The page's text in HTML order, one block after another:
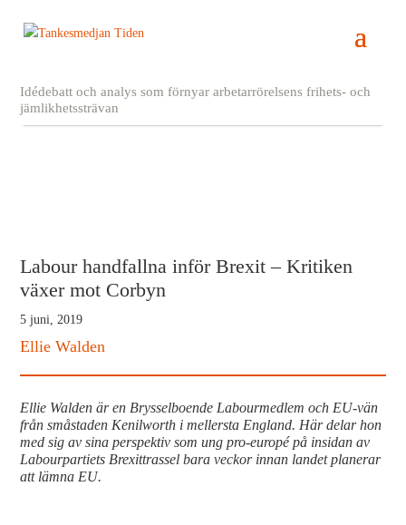
Idédebatt och analys som förnyar arbetarrörelsens frihets- och
jämlikhetssträvan
Labour handfallna inför Brexit – Kritiken
växer mot Corbyn
5 juni, 2019
Ellie Walden
Ellie Walden är en Brysselboende Labourmedlem och EU-vän
från småstaden Kenilworth i mellersta England. Här delar hon
med sig av sina perspektiv som ung pro-europé på insidan av
Labourpartiets Brexittrassel bara veckor innan landet planerar
att lämna EU.